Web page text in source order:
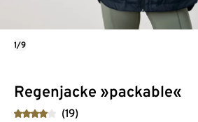
Regenjacke »packable«
(19)
1/9